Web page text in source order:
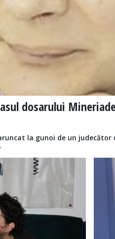
dosarului
la gunoi de un judecător